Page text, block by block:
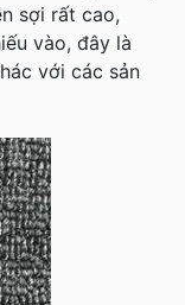
sợi rất cao,
vào, đây là
với các sản